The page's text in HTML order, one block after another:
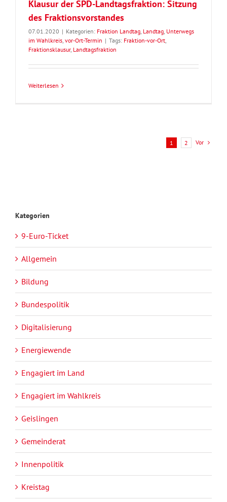
Klausur der SPD-Landtagsfraktion: Sitzung
des Fraktionsvorstandes
07.01.2020 | Kategorien: Fraktion Landtag, Landtag, Unterwegs
im Wahlkreis, vor-Ort-Termin | Tags: Fraktion-vor-Ort,
Fraktionsklausur, Landtagsfraktion
Weiterlesen
1 2 Vor
Kategorien
9-Euro-Ticket
Allgemein
Bildung
Bundespolitik
Digitalisierung
Energiewende
Engagiert im Land
Engagiert im Wahlkreis
Geislingen
Gemeinderat
Innenpolitik
Kreistag